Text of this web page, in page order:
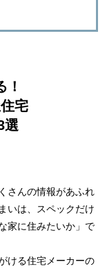
宅
選
さんの情報があふれ
いは、スペックだけ
家に住みたいか」で
ける住宅メーカーの